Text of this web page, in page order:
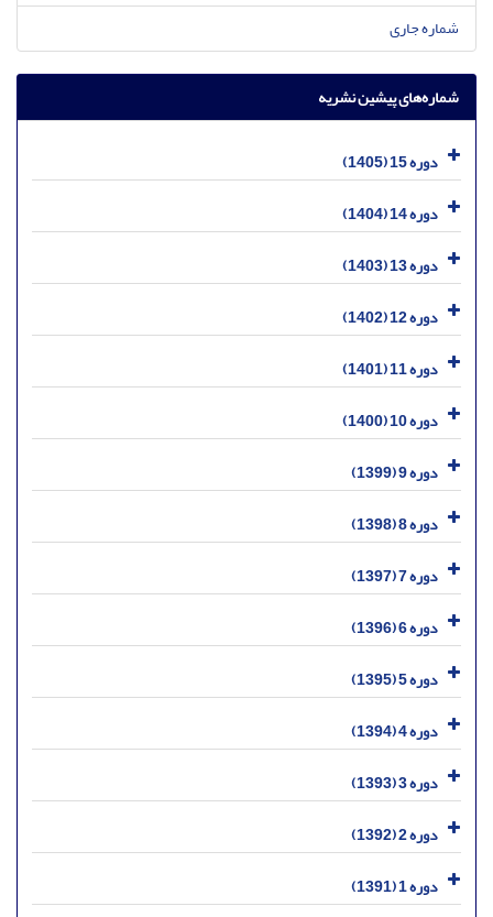
شماره جاری
شماره‌های پیشین نشریه
دوره 15 (1405)
دوره 14 (1404)
دوره 13 (1403)
دوره 12 (1402)
دوره 11 (1401)
دوره 10 (1400)
دوره 9 (1399)
دوره 8 (1398)
دوره 7 (1397)
دوره 6 (1396)
دوره 5 (1395)
دوره 4 (1394)
دوره 3 (1393)
دوره 2 (1392)
دوره 1 (1391)